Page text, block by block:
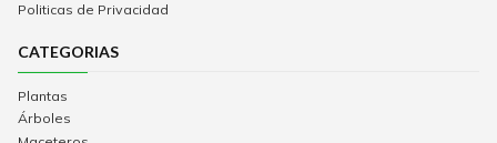
Politicas de Privacidad
CATEGORIAS
Plantas
Árboles